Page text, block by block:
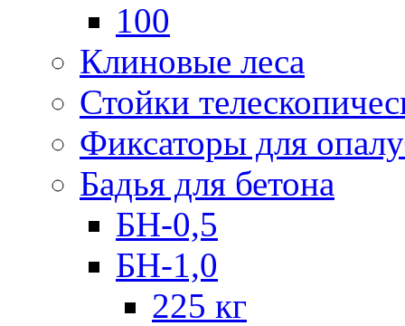
100
Клиновые леса
Стойки
Фиксаторы для
Бадья для бетона
БН-0,5
БН-1,0
225 кг